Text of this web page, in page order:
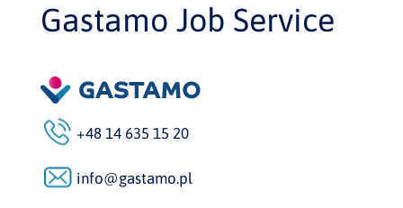
Gastamo Job Service
+48 14 635 15 20
info@gastamo.pl